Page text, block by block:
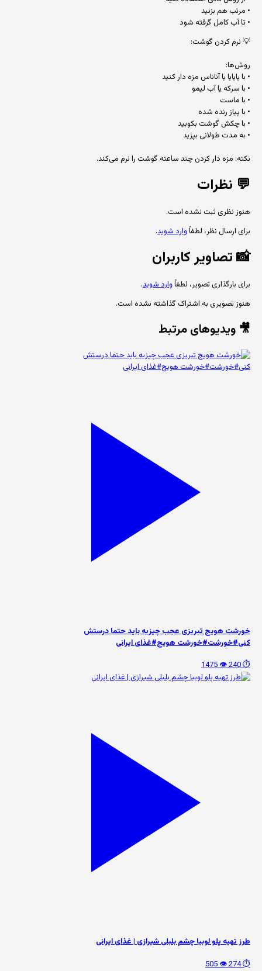
• مرتب هم بزنید
• تا آب کامل گرفته شود
💡 نرم کردن گوشت:
روش‌ها:
• با پاپایا یا آناناس مزه دار کنید
• با سرکه یا آب لیمو
• با ماست
• با پیاز رنده شده
• با چکش گوشت بکوبید
• به مدت طولانی بپزید
نکته: مزه دار کردن چند ساعته گوشت را نرم می‌کند.
💬 نظرات
هنوز نظری ثبت نشده است.
برای ارسال نظر، لطفاًوارد شوید.
📸تصاویر کاربران
برای بارگذاری تصویر، لطفاًوارد شوید.
هنوز تصویری به اشتراک گذاشته نشده است.
🎥 ویدیوهای مرتبط
خورشت هویج تبریزی عجب چیزیه باید حتما درستش
کنی#خورشت#خورشت هویج#غذای ایرانی
⏱️ 240
👁️ 1475
طرز تهیه پلو لوبیا چشم بلبلی شیرازی | غذای ایرانی
⏱️ 274
👁️ 505